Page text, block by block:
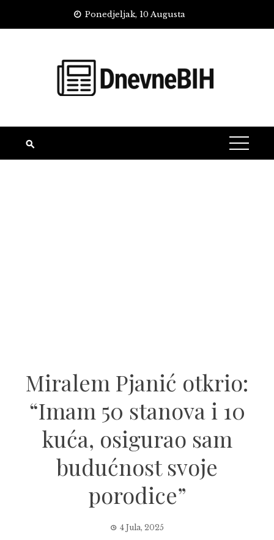
Ponedjeljak, 10 Augusta
Miralem Pjanić otkrio:
“Imam 50 stanova i 10
kuća, osigurao sam
budućnost svoje
porodice”
4 Jula, 2025